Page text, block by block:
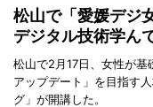
松山で「愛媛デジ
デジタル技術学ん
松山で2月17日、女性が
アップデート」を目指す
グ」が開講した。